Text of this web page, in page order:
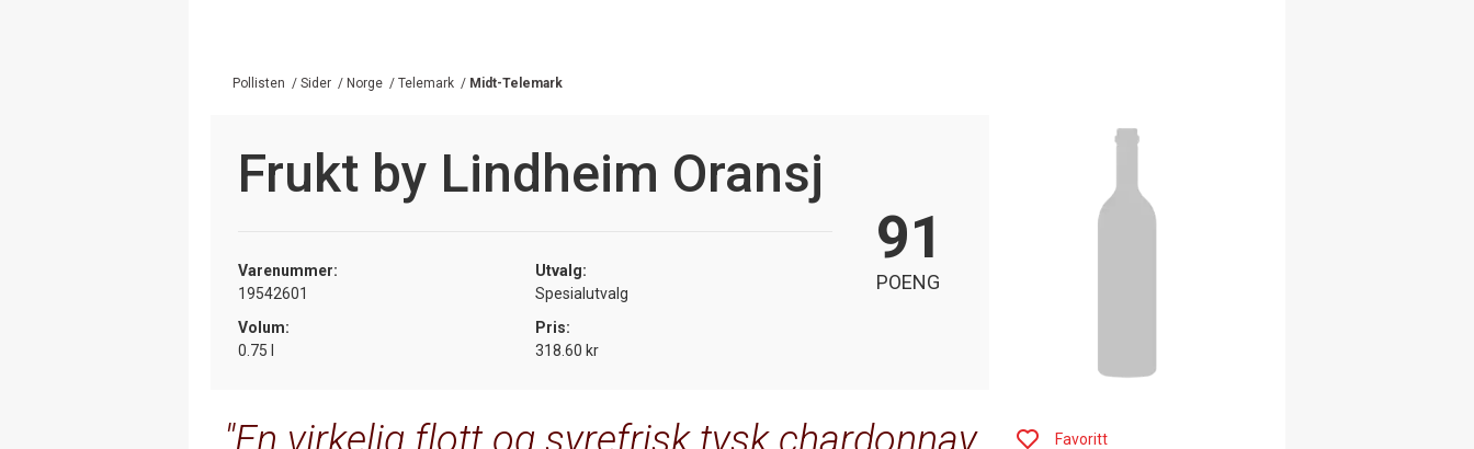
Pollisten / Sider / Norge / Telemark / Midt-Telemark
Frukt by Lindheim Oransj
Varenummer:
19542601
Utvalg:
Spesialutvalg
Volum:
0.75 l
Pris:
318.60 kr
91
POENG
Favoritt